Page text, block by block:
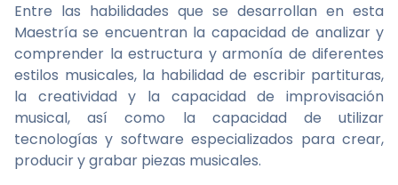
Entre las habilidades que se desarrollan en esta
Maestría se encuentran la capacidad de analizar y
comprender la estructura y armonía de diferentes
estilos musicales, la habilidad de escribir partituras,
la creatividad y la capacidad de improvisación
musical, así como la capacidad de utilizar
tecnologías y software especializados para crear,
producir y grabar piezas musicales.